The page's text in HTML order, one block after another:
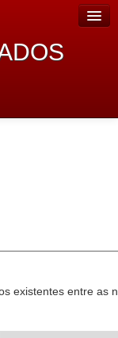
existentes entre as